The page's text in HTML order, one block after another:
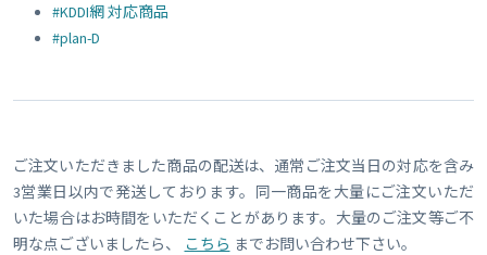
#KDDI網 対応商品
#plan-D
ご注文いただきました商品の配送は、通常ご注文当日の対応を含み
3営業日以内で発送しております。同一商品を大量にご注文いただ
いた場合はお時間をいただくことがあります。大量のご注文等ご不
明な点ございましたら、
こちら までお問い合わせ下さい。